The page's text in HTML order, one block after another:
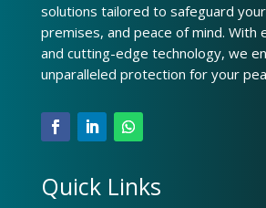
solutions tailored to safeguard
premises, and peace of mind. With
and cutting-edge technology, we
unparalleled protection for your
Quick Links